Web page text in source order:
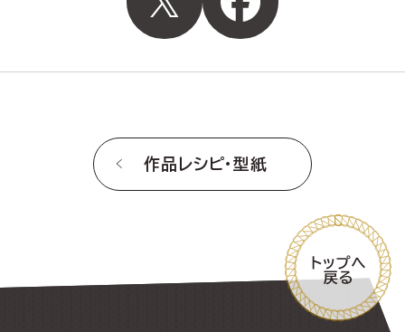
作品レシピ・型紙